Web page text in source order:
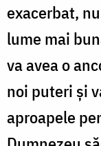
exacerbat,
lume mai
va avea o
noi puteri și
aproapele